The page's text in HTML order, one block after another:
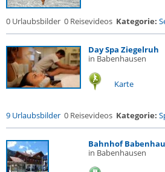
0 Urlaubsbilder 0 Reisevideos Kategorie:
Day Spa Ziegelruh
in Babenhausen
Karte
9 Urlaubsbilder 0 Reisevideos Kategorie:
Bahnhof
in Babenhausen